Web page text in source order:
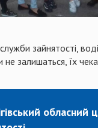
зайнятості,
залишаться, їх
обласний